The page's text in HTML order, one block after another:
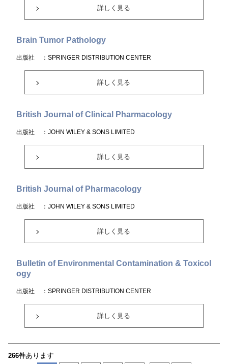
詳しく見る
Brain Tumor Pathology
出版社 ：SPRINGER DISTRIBUTION CENTER
詳しく見る
British Journal of Clinical Pharmacology
出版社 ：JOHN WILEY & SONS LIMITED
詳しく見る
British Journal of Pharmacology
出版社 ：JOHN WILEY & SONS LIMITED
詳しく見る
Bulletin of Environmental Contamination & Toxicol
ogy
出版社 ：SPRINGER DISTRIBUTION CENTER
詳しく見る
266件あります